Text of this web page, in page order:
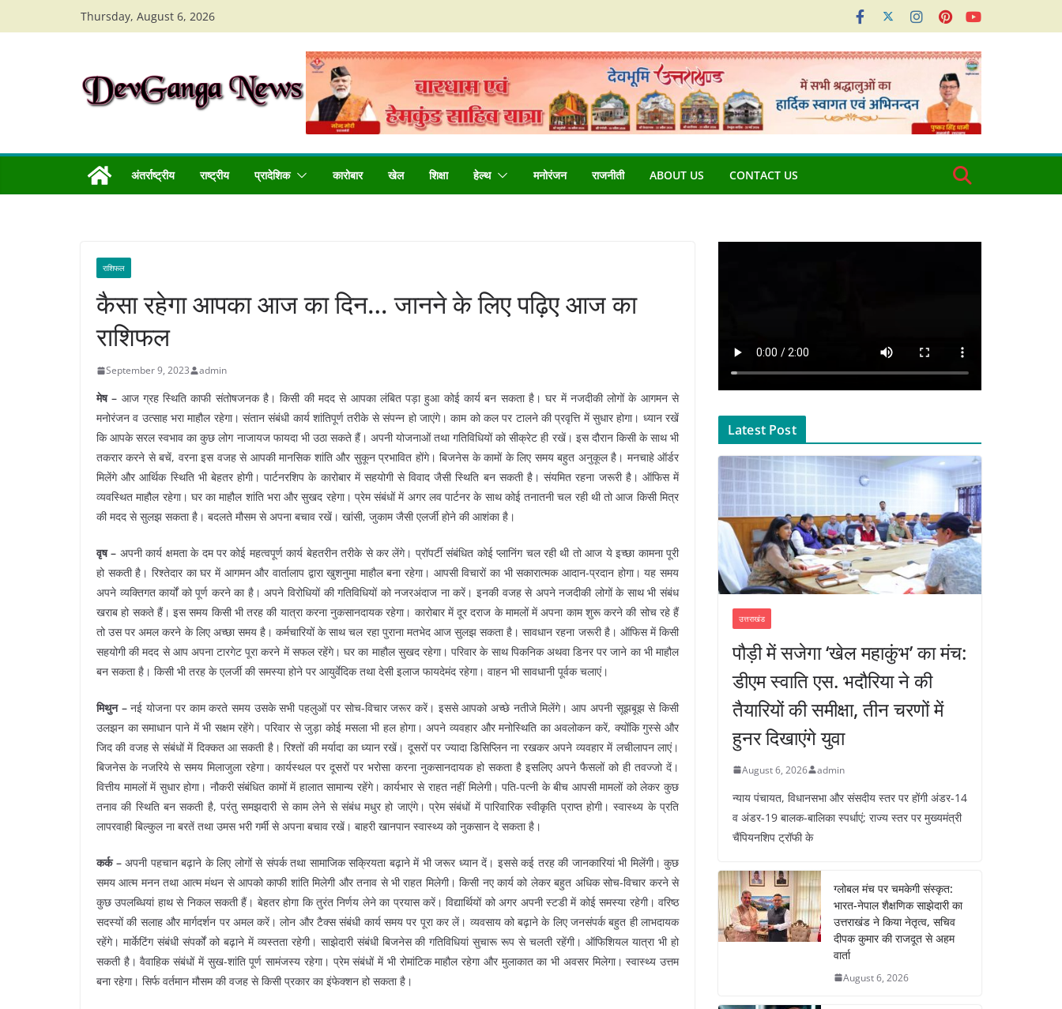
to
Thursday, August 6, 2026
अंतर्राष्ट्रीय राष्ट्रीय प्रादेशिक कारोबार खेल शिक्षा हेल्थ मनोरंजन राजनीती ABOUT US CONTACT US
राशिफल
कैसा रहेगा आपका आज का दिन… जानने के लिए पढ़िए आज का
राशिफल
September 9, 2023 admin
मेष – आज ग्रह स्थिति काफी संतोषजनक है। किसी की मदद से आपका लंबित पड़ा हुआ कोई कार्य बन सकता है। घर में नजदीकी लोगों के आगमन से
मनोरंजन व उत्साह भरा माहौल रहेगा। संतान संबंधी कार्य शांतिपूर्ण तरीके से संपन्न हो जाएंगे। काम को कल पर टालने की प्रवृत्ति में सुधार होगा। ध्यान रखें
कि आपके सरल स्वभाव का कुछ लोग नाजायज फायदा भी उठा सकते हैं। अपनी योजनाओं तथा गतिविधियों को सीक्रेट ही रखें। इस दौरान किसी के साथ भी
तकरार करने से बचें, वरना इस वजह से आपकी मानसिक शांति और सुकून प्रभावित होंगे। बिजनेस के कामों के लिए समय बहुत अनुकूल है। मनचाहे ऑर्डर
मिलेंगे और आर्थिक स्थिति भी बेहतर होगी। पार्टनरशिप के कारोबार में सहयोगी से विवाद जैसी स्थिति बन सकती है। संयमित रहना जरूरी है। ऑफिस में
व्यवस्थित माहौल रहेगा। घर का माहौल शांति भरा और सुखद रहेगा। प्रेम संबंधों में अगर लव पार्टनर के साथ कोई तनातनी चल रही थी तो आज किसी मित्र
की मदद से सुलझ सकता है। बदलते मौसम से अपना बचाव रखें। खांसी, जुकाम जैसी एलर्जी होने की आशंका है।
वृष – अपनी कार्य क्षमता के दम पर कोई महत्वपूर्ण कार्य बेहतरीन तरीके से कर लेंगे। प्रॉपर्टी संबंधित कोई प्लानिंग चल रही थी तो आज ये इच्छा कामना पूरी
हो सकती है। रिश्तेदार का घर में आगमन और वार्तालाप द्वारा खुशनुमा माहौल बना रहेगा। आपसी विचारों का भी सकारात्मक आदान-प्रदान होगा। यह समय
अपने व्यक्तिगत कार्यों को पूर्ण करने का है। अपने विरोधियों की गतिविधियों को नजरअंदाज ना करें। इनकी वजह से अपने नजदीकी लोगों के साथ भी संबंध
खराब हो सकते हैं। इस समय किसी भी तरह की यात्रा करना नुकसानदायक रहेगा। कारोबार में दूर दराज के मामलों में अपना काम शुरू करने की सोच रहे हैं
तो उस पर अमल करने के लिए अच्छा समय है। कर्मचारियों के साथ चल रहा पुराना मतभेद आज सुलझ सकता है। सावधान रहना जरूरी है। ऑफिस में किसी
सहयोगी की मदद से आप अपना टारगेट पूरा करने में सफल रहेंगे। घर का माहौल सुखद रहेगा। परिवार के साथ पिकनिक अथवा डिनर पर जाने का भी माहौल
बन सकता है। किसी भी तरह के एलर्जी की समस्या होने पर आयुर्वेदिक तथा देसी इलाज फायदेमंद रहेगा। वाहन भी सावधानी पूर्वक चलाएं।
मिथुन –नई योजना पर काम करते समय उसके सभी पहलुओं पर सोच-विचार जरूर करें। इससे आपको अच्छे नतीजे मिलेंगे। आप अपनी सूझबूझ से किसी
उलझन का समाधान पाने में भी सक्षम रहेंगे। परिवार से जुड़ा कोई मसला भी हल होगा। अपने व्यवहार और मनोस्थिति का अवलोकन करें, क्योंकि गुस्से और
जिद की वजह से संबंधों में दिक्कत आ सकती है। रिश्तों की मर्यादा का ध्यान रखें। दूसरों पर ज्यादा डिसिप्लिन ना रखकर अपने व्यवहार में लचीलापन लाएं।
बिजनेस के नजरिये से समय मिलाजुला रहेगा। कार्यस्थल पर दूसरों पर भरोसा करना नुकसानदायक हो सकता है इसलिए अपने फैसलों को ही तवज्जो दें।
वित्तीय मामलों में सुधार होगा। नौकरी संबंधित कामों में हालात सामान्य रहेंगे। कार्यभार से राहत नहीं मिलेगी। पति-पत्नी के बीच आपसी मामलों को लेकर कुछ
तनाव की स्थिति बन सकती है, परंतु समझदारी से काम लेने से संबंध मधुर हो जाएंगे। प्रेम संबंधों में पारिवारिक स्वीकृति प्राप्त होगी। स्वास्थ्य के प्रति
लापरवाही बिल्कुल ना बरतें तथा उमस भरी गर्मी से अपना बचाव रखें। बाहरी खानपान स्वास्थ्य को नुकसान दे सकता है।
कर्क –अपनी पहचान बढ़ाने के लिए लोगों से संपर्क तथा सामाजिक सक्रियता बढ़ाने में भी जरूर ध्यान दें। इससे कई तरह की जानकारियां भी मिलेंगी। कुछ
समय आत्म मनन तथा आत्म मंथन से आपको काफी शांति मिलेगी और तनाव से भी राहत मिलेगी। किसी नए कार्य को लेकर बहुत अधिक सोच-विचार करने से
कुछ उपलब्धियां हाथ से निकल सकती हैं। बेहतर होगा कि तुरंत निर्णय लेने का प्रयास करें। विद्यार्थियों को अगर अपनी स्टडी में कोई समस्या रहेगी। वरिष्ठ
सदस्यों की सलाह और मार्गदर्शन पर अमल करें। लोन और टैक्स संबंधी कार्य समय पर पूरा कर लें। व्यवसाय को बढ़ाने के लिए जनसंपर्क बहुत ही लाभदायक
रहेंगे। मार्केटिंग संबंधी संपर्कों को बढ़ाने में व्यस्तता रहेगी। साझेदारी संबंधी बिजनेस की गतिविधियां सुचारू रूप से चलती रहेंगी। ऑफिशियल यात्रा भी हो
सकती है। वैवाहिक संबंधों में सुख-शांति पूर्ण सामंजस्य रहेगा। प्रेम संबंधों में भी रोमांटिक माहौल रहेगा और मुलाकात का भी अवसर मिलेगा। स्वास्थ्य उत्तम
बना रहेगा। सिर्फ वर्तमान मौसम की वजह से किसी प्रकार का इंफेक्शन हो सकता है।
Latest Post
उत्तराखंड
पौड़ी में सजेगा ‘खेल महाकुंभ’ का मंच:
डीएम स्वाति एस. भदौरिया ने की
तैयारियों की समीक्षा, तीन चरणों में
हुनर दिखाएंगे युवा
August 6, 2026 admin
न्याय पंचायत, विधानसभा और संसदीय स्तर पर होंगी अंडर-14
व अंडर-19 बालक-बालिका स्पर्धाएं; राज्य स्तर पर मुख्यमंत्री
चैंपियनशिप ट्रॉफी के
ग्लोबल मंच पर चमकेगी संस्कृत:
भारत-नेपाल शैक्षणिक साझेदारी का
उत्तराखंड ने किया नेतृत्व, सचिव
दीपक कुमार की राजदूत से अहम
वार्ता
August 6, 2026